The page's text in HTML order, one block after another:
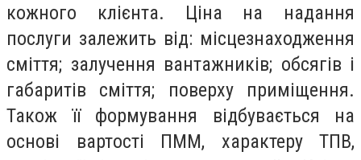
кожного клієнта. Ціна на надання
послуги залежить від: місцезнаходження
сміття; залучення вантажників; обсягів і
габаритів сміття; поверху приміщення.
Також її формування відбувається на
основі вартості ПММ, характеру ТПВ,